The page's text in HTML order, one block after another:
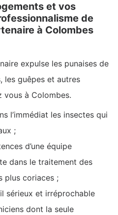
et vos
de
à Colombes
expulse les punaises de
les guêpes et autres
vous à Colombes.
l’immédiat les insectes qui
;
d’une équipe
dans le traitement des
plus coriaces ;
sérieux et irréprochable
dont la seule